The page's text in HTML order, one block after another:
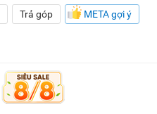
Trả góp META gợi ý